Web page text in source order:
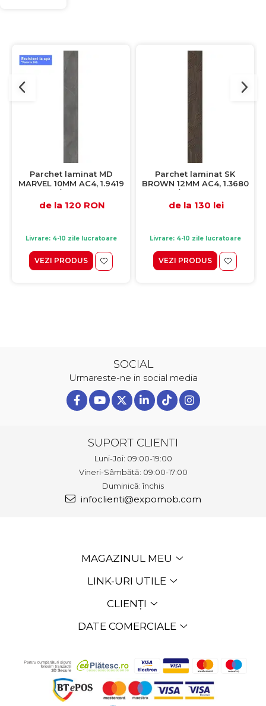
Parchet laminat MD
MARVEL 10MM AC4, 1.9419
mp / cutie, gri
de la 120 RON
Livrare: 4-10 zile lucratoare
VEZI PRODUS
Parchet laminat SK
BROWN 12MM AC4, 1.3680
mp / cutie, maro
de la 130 lei
Livrare: 4-10 zile lucratoare
VEZI PRODUS
SOCIAL
Urmareste-ne in social media
SUPORT CLIENTI
Luni-Joi: 09:00-19:00
Vineri-Sâmbătă: 09:00-17:00
Duminică: închis
infoclienti@expomob.com
MAGAZINUL MEU
LINK-URI UTILE
CLIENȚI
DATE COMERCIALE